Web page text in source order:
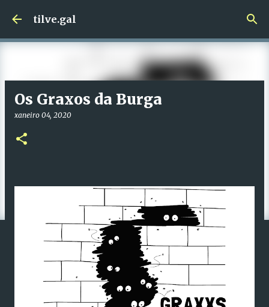
tilve.gal
Os Graxos da Burga
xaneiro 04, 2020